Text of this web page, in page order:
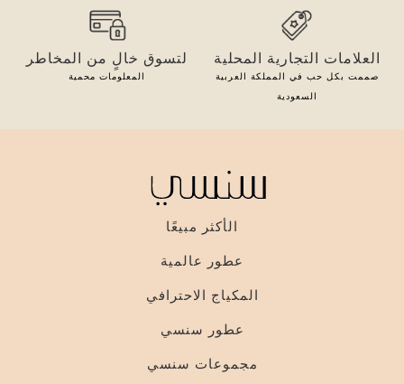
العلامات التجارية المحلية
صممت بكل حب في المملكة العربية
السعودية
لتسوق خالٍ من المخاطر
المعلومات محمية
الأكثر مبيعًا
عطور عالمية
المكياج الاحترافي
عطور سنسي
مجموعات سنسي